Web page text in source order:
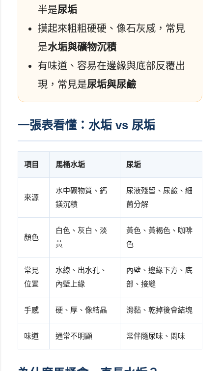
半是尿垢
摸起來粗粗硬硬、像石灰感，常見
是水垢與礦物沉積
有味道、容易在邊緣與底部反覆出
現，常見是尿垢與尿鹼
一張表看懂：水垢 vs 尿垢
項目 馬桶水垢 尿垢
來源
水中礦物質、鈣
鎂沉積
尿液殘留、尿鹼、細
菌分解
顏色
白色、灰白、淡
黃
黃色、黃褐色、咖啡
色
常見
位置
水線、出水孔、
內壁上緣
內壁、邊緣下方、底
部、接縫
手感 硬、厚、像結晶 滑黏、乾掉後會結塊
味道 通常不明顯 常伴隨尿味、悶味